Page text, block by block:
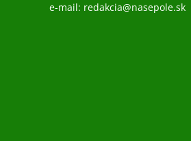
e-mail: redakcia@nasepole.sk